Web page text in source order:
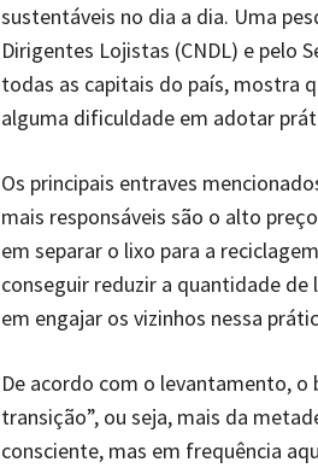
sustentáveis no dia a dia. Uma
Dirigentes Lojistas (CNDL) e pelo
todas as capitais do país, mostra
alguma dificuldade em adotar
Os principais entraves
mais responsáveis são o alto
em separar o lixo para a
conseguir reduzir a quantidade
em engajar os vizinhos nessa
De acordo com o levantamento,
transição”, ou seja, mais da
consciente, mas em frequência